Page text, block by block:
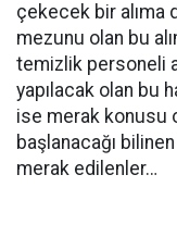
çekecek bir alıma
mezunu olan bu
temizlik personeli
yapılacak olan bu
ise merak konusu
başlanacağı
merak edilenler…